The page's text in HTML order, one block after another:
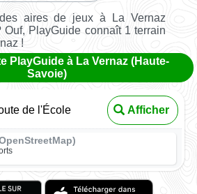
aires de jeux à La Vernaz
Ouf, PlayGuide connaît 1 terrain
!
PlayGuide à La Vernaz (Haute-
Savoie)
de l'École Afficher